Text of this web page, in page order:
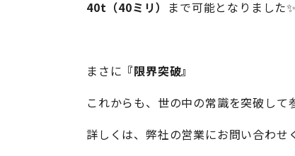
40t（40ミリ）
まで可能となりました✨
まさに 『限界突破』
これからも、世の中の常識を突破して
詳しくは、弊社の営業にお問い合わせ